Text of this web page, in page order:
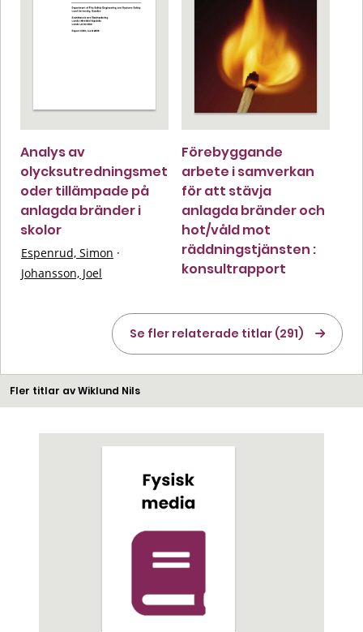
Analys av
olycksutredningsmet
oder tillämpade på
anlagda bränder i
skolor
Espenrud, Simon ·
Johansson, Joel
Förebyggande
arbete i samverkan
för att stävja
anlagda bränder och
hot/våld mot
räddningstjänsten :
konsultrapport
Se fler relaterade titlar (291)
Fler titlar av Wiklund Nils